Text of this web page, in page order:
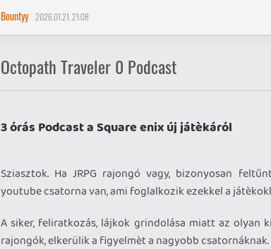
Bountyy 2026.01.21. 21:08
Octopath Traveler 0 Podcast
3 órás Podcast a Square enix új játèkáról
Sziasztok. Ha JRPG rajongó vagy, bizonyosan
youtube csatorna van, ami foglalkozik ezekkel a
A siker, feliratkozás, lájkok grindolása miatt az
rajongók, elkerülik a figyelmèt a nagyobb csatornáknak.